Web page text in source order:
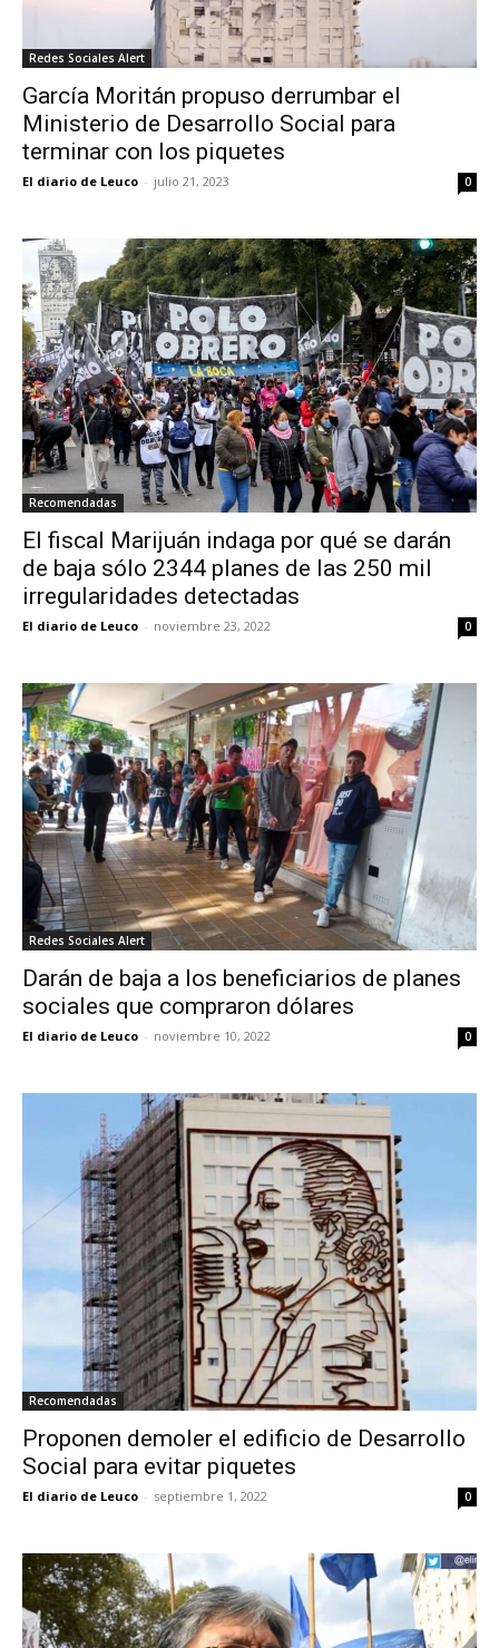
Redes Sociales Alert
García Moritán propuso derrumbar el
Ministerio de Desarrollo Social para
terminar con los piquetes
El diario de Leuco - julio 21, 2023 0
Recomendadas
El fiscal Marijuán indaga por qué se darán
de baja sólo 2344 planes de las 250 mil
irregularidades detectadas
El diario de Leuco - noviembre 23, 2022 0
Redes Sociales Alert
Darán de baja a los beneficiarios de planes
sociales que compraron dólares
El diario de Leuco - noviembre 10, 2022 0
Recomendadas
Proponen demoler el edificio de Desarrollo
Social para evitar piquetes
El diario de Leuco - septiembre 1, 2022 0